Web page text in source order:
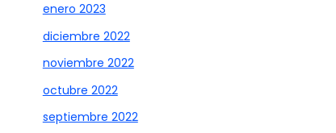
enero 2023
diciembre 2022
noviembre 2022
octubre 2022
septiembre 2022